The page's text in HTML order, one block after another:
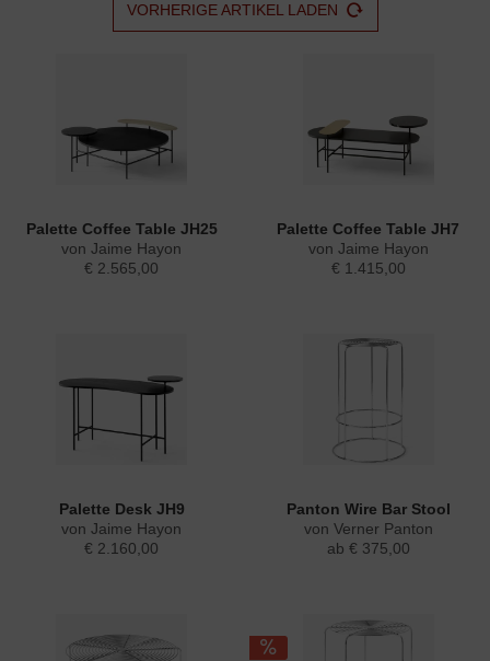
VORHERIGE ARTIKEL LADEN
Palette Coffee Table JH25
von Jaime Hayon
€ 2.565,00
Palette Coffee Table JH7
von Jaime Hayon
€ 1.415,00
Palette Desk JH9
von Jaime Hayon
€ 2.160,00
Panton Wire Bar Stool
von Verner Panton
ab € 375,00